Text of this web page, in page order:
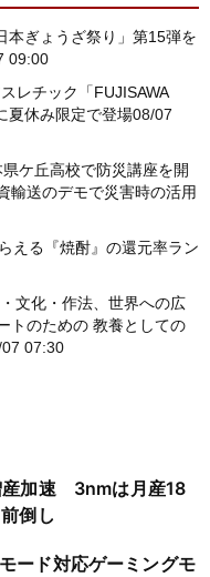
ぎょうざ祭り」第15弾を
09:00
レチック「FUJISAWA
夏休み限定で登場08/07
ケ丘高校で防災講座を開
輸送のデモで災害時の活用
える『焼酎』の還元率ラン
文化・作法、世界への広
トのための 教養としての
07:30
産加速 3nmは月産18
倒し
ード対応ゲーミングモ